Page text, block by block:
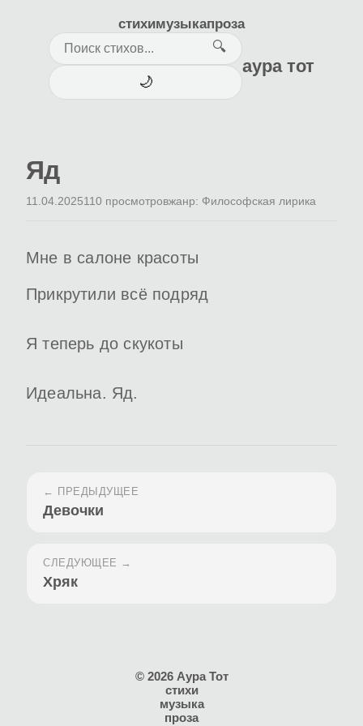
стихимузыкапроза
🔍
🌙
аура тот
Яд
11.04.2025110 просмотровжанр: Философская лирика
Мне в салоне красоты
Прикрутили всё подряд
Я теперь до скукоты
Идеальна. Яд.
← ПРЕДЫДУЩЕЕ
Девочки
СЛЕДУЮЩЕЕ →
Хряк
© 2026 Аура Тот
стихи
музыка
проза